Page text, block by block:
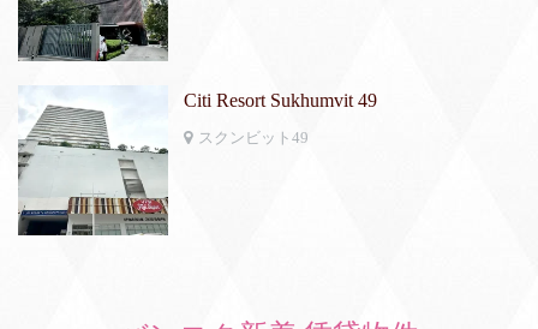
Citi Resort Sukhumvit 49
スクンビット49